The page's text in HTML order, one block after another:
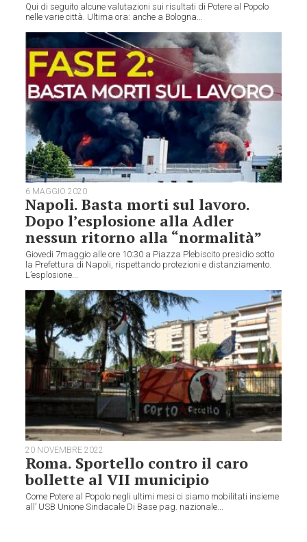
Qui di seguito alcune valutazioni sui risultati di Potere al Popolo
nelle varie città. Ultima ora: anche a Bologna...
6 MAGGIO 2020
Napoli. Basta morti sul lavoro.
Dopo l’esplosione alla Adler
nessun ritorno alla “normalità”
Giovedi 7maggio alle ore 10:30 a Piazza Plebiscito presidio sotto
la Prefettura di Napoli, rispettando protezioni e distanziamento.
L’esplosione...
20 NOVEMBRE 2022
Roma. Sportello contro il caro
bollette al VII municipio
Come Potere al Popolo negli ultimi mesi ci siamo mobilitati insieme
all’ USB Unione Sindacale Di Base pag. nazionale...